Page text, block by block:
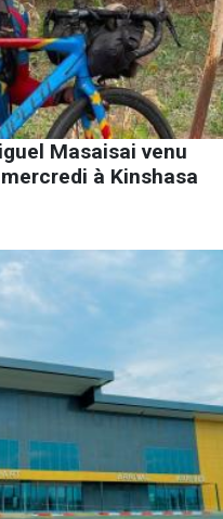
Masaisai venu
à Kinshasa